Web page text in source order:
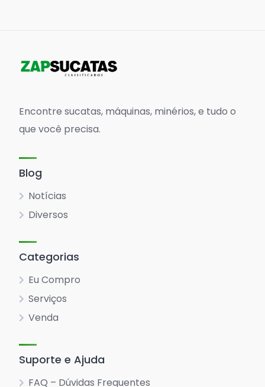
Encontre sucatas, máquinas, minérios, e tudo o
que você precisa.
Blog
Notícias
Diversos
Categorias
Eu Compro
Serviços
Venda
Suporte e Ajuda
FAQ – Dúvidas Frequentes